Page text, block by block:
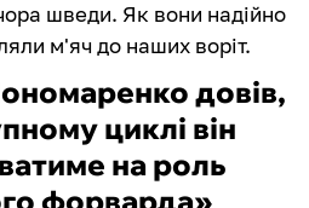
шведи. Як вони надійно
м'яч до наших воріт.
довів,
циклі він
на роль